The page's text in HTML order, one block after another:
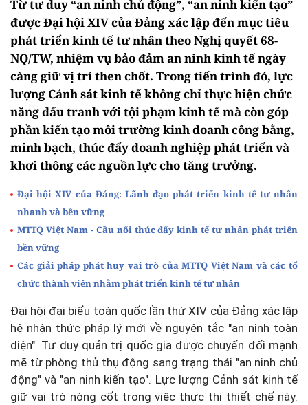
Từ tư duy “an ninh chủ động”, “an ninh kiến tạo”
được Đại hội XIV của Đảng xác lập đến mục tiêu
phát triển kinh tế tư nhân theo Nghị quyết 68-
NQ/TW, nhiệm vụ bảo đảm an ninh kinh tế ngày
càng giữ vị trí then chốt. Trong tiến trình đó, lực
lượng Cảnh sát kinh tế không chỉ thực hiện chức
năng đấu tranh với tội phạm kinh tế mà còn góp
phần kiến tạo môi trường kinh doanh công bằng,
minh bạch, thúc đẩy doanh nghiệp phát triển và
khơi thông các nguồn lực cho tăng trưởng.
Đại hội XIV của Đảng: Lãnh đạo phát triển kinh tế tư nhân
nhanh và bền vững
MTTQ Việt Nam - Cầu nối thúc đẩy kinh tế tư nhân phát triển
bền vững
Các giải pháp phát huy vai trò của MTTQ Việt Nam và các tổ
chức thành viên nhằm phát triển kinh tế tư nhân
Đại hội đại biểu toàn quốc lần thứ XIV của Đảng xác lập
hệ nhận thức pháp lý mới về nguyên tắc "an ninh toàn
diện". Tư duy quản trị quốc gia được chuyển đổi mạnh
mẽ từ phòng thủ thụ động sang trạng thái "an ninh chủ
động" và "an ninh kiến tạo". Lực lượng Cảnh sát kinh tế
giữ vai trò nòng cốt trong việc thực thi thiết chế này.